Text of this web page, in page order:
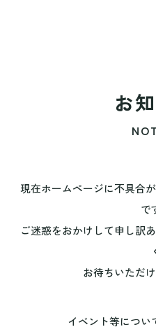
お
現在ホームページに不具合
で
ご迷惑をおかけして申し訳
お待ちいただ
イベント等につい